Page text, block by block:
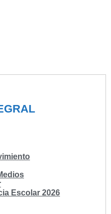
Escolar 2026